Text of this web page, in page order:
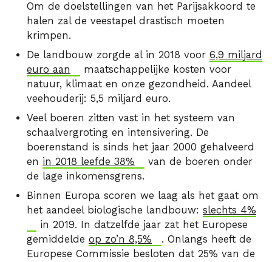
Om de doelstellingen van het Parijsakkoord te
halen zal de veestapel drastisch moeten
krimpen.
De landbouw zorgde al in 2018 voor 6,9 miljard
euro aan
maatschappelijke kosten voor
natuur, klimaat en onze gezondheid. Aandeel
veehouderij: 5,5 miljard euro.
Veel boeren zitten vast in het systeem van
schaalvergroting en intensivering. De
boerenstand is sinds het jaar 2000 gehalveerd
en in 2018 leefde 38%
van de boeren onder
de lage inkomensgrens.
Binnen Europa scoren we laag als het gaat om
het aandeel biologische landbouw: slechts 4%
in 2019. In datzelfde jaar zat het Europese
gemiddelde op zo’n 8,5%
. Onlangs heeft de
Europese Commissie besloten dat 25% van de